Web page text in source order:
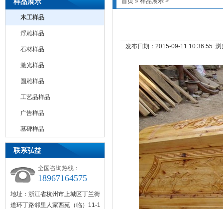
木工样品
浮雕样品
石材样品
激光样品
圆雕样品
工艺品样品
广告样品
墓碑样品
联系弘益
全国咨询热线：
18967164575
地址：浙江省杭州市上城区丁兰街
道环丁路邻里人家西苑（临）11-1
发布日期：2015-09-11 10:36:55 浏